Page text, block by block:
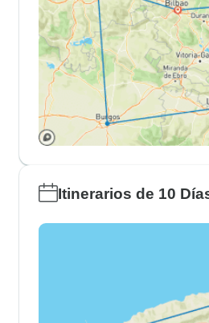
Itinerarios de 10